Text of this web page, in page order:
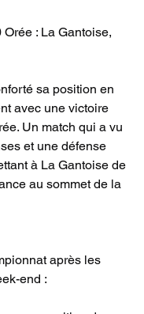
: La Gantoise,
sa position en
avec une victoire
Un match qui a vu
et une défense
à La Gantoise de
au sommet de la
après les
end :